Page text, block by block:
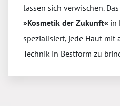
lassen sich verwischen.
»Kosmetik der Zukunft« in
spezialisiert, jede Haut mit
Technik in Bestform zu